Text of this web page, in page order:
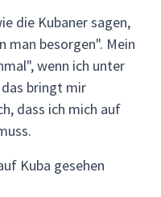
die Kubaner sagen,
man besorgen". Mein
wenn ich unter
bringt mir
dass ich mich auf
Kuba gesehen